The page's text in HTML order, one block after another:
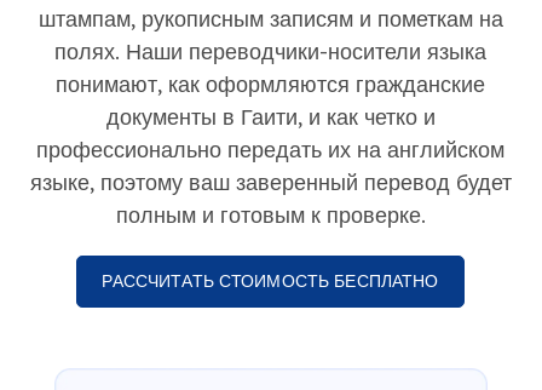
штампам, рукописным записям и пометкам на
полях. Наши переводчики-носители языка
понимают, как оформляются гражданские
документы в Гаити, и как четко и
профессионально передать их на английском
языке, поэтому ваш заверенный перевод будет
полным и готовым к проверке.
РАССЧИТАТЬ СТОИМОСТЬ БЕСПЛАТНО